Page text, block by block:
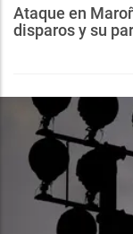
Ataque en
disparos y su